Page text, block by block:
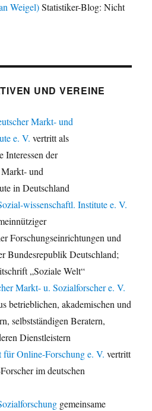
Weigel)Statistiker-Blog: Nicht
UND VEREINE
Markt- und
e. V. vertritt als
Interessen der
und
in Deutschland
wissenschaftl. Institute e. V.
Forschungseinrichtungen und
Bundesrepublik Deutschland;
„Soziale Welt“
Markt- u. Sozialforscher e. V.
betrieblichen, akademischen und
selbstständigen Beratern,
Dienstleistern
für Online-Forschung e. V. vertritt
im deutschen
gemeinsame